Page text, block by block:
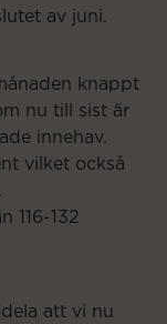
av juni.
knappt
nu till sist är
innehav.
vilket också
116-132
att vi nu